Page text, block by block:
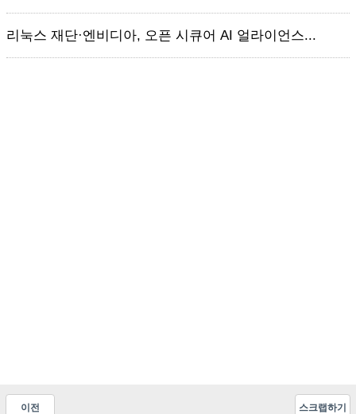
리눅스 재단·엔비디아, 오픈 시큐어 AI 얼라이언스...
이전 스크랩하기